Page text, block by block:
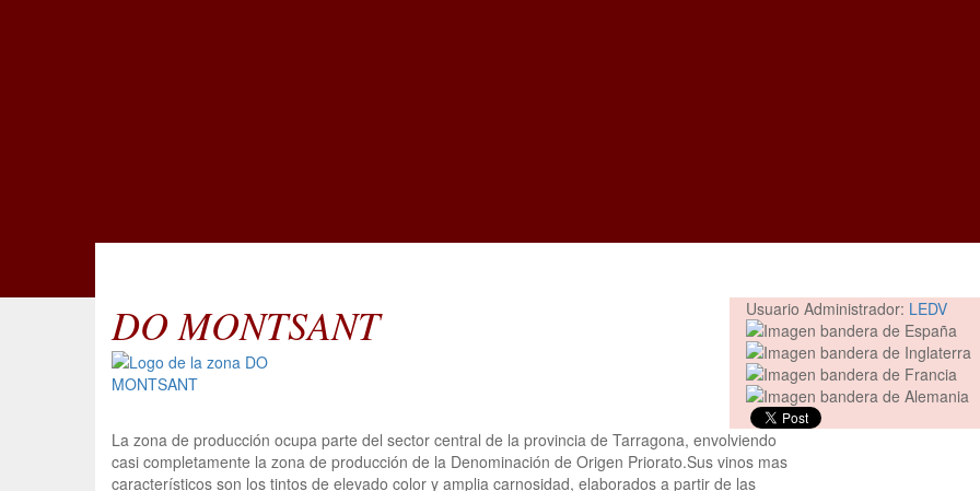
Usuario Administrador: LEDV
DO MONTSANT
La zona de producción ocupa parte del sector central de la provincia de Tarragona, envolviendo
casi completamente la zona de producción de la Denominación de Origen Priorato.Sus vinos mas
característicos son los tintos de elevado color y amplia carnosidad, elaborados a partir de las